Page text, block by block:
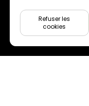
Livraison
Refuser les
cookies